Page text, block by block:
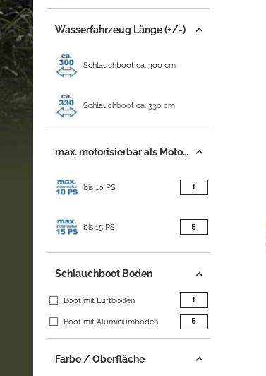
Wasserfahrzeug Länge (+/-)
Schlauchboot ca. 300 cm
Schlauchboot ca. 330 cm
max. motorisierbar als Motorschlauchboot
bis 10 PS 1Artikel gefunden
bis 15 PS 5Artikel gefunden
Schlauchboot Boden
Boot mit Luftboden 1Artikel gefunden
Boot mit Aluminiumboden 5Artikel gefunden
Farbe / Oberfläche